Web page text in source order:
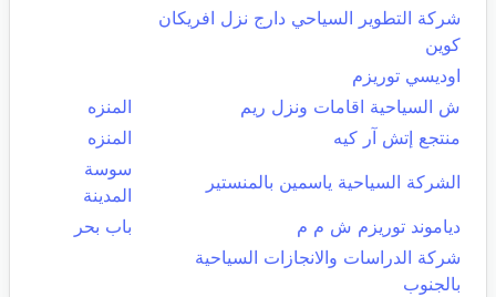
شركة التطوير السياحي دارج نزل افريكان
كوين
اوديسي توريزم
ش السياحية اقامات ونزل ريم
المنزه
منتجع إتش آر كيه
المنزه
الشركة السياحية ياسمين بالمنستير
سوسة
المدينة
دياموند توريزم ش م م
باب بحر
شركة الدراسات والانجازات السياحية
بالجنوب